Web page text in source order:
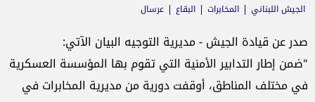
الجيش اللبناني المخابرات البقاع عرسال
صدر عن قيادة الجيش - مديرية التوجيه البيان الآتي:
"ضمن إطار التدابير الأمنية التي تقوم بها المؤسسة العسكرية
في مختلف المناطق، أوقفت دورية من مديرية المخابرات في